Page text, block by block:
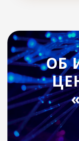
ОБ